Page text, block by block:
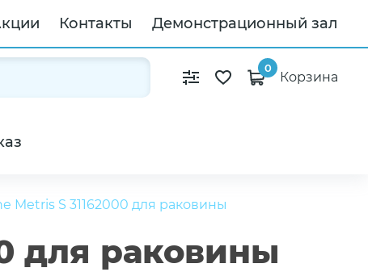
Контакты Демонстрационный зал
0
Корзина
Metris S 31162000 для раковины
для раковины